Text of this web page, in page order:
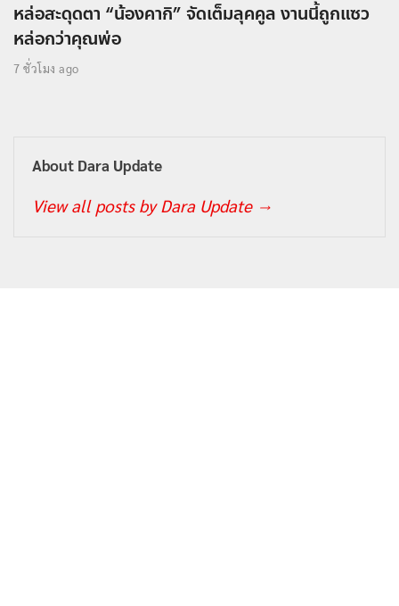
หล่อสะดุดตา “น้องคากิ” จัดเต็มลุคคูล งานนี้ถูกแซว
หล่อกว่าคุณพ่อ
7 ชั่วโมง ago
About Dara Update
View all posts by Dara Update →